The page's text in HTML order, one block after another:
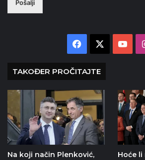
A
Pošalji
Facebook
TAKOĐER PROČITAJTE
Na koji način Plenković,
Hoće li